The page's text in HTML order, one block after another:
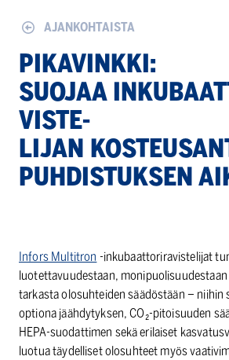
AJANKOHTAISTA
PIKAVINKKI:
SUOJAA
VIS­TE­
LIJAN
PUHDISTUKSEN
Infors Multitron -inkubaattoriravistelijat
luotettavuudestaan, monipuolisuudestaan
tarkasta olosuhteiden säädöstään – niihin
optiona jäähdytyksen, CO₂-pitoisuuden
HEPA-suodattimen sekä erilaiset
luotua täydelliset olosuhteet myös